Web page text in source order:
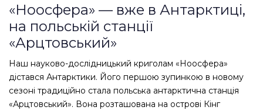
«Ноосфера» — вже в Антарктиці,
на польській станції
«Арцтовський»
Наш науково-дослідницький криголам «Ноосфера»
дістався Антарктики. Його першою зупинкою в новому
сезоні традиційно стала польська антарктична станція
«Арцтовський». Вона розташована на острові Кінг